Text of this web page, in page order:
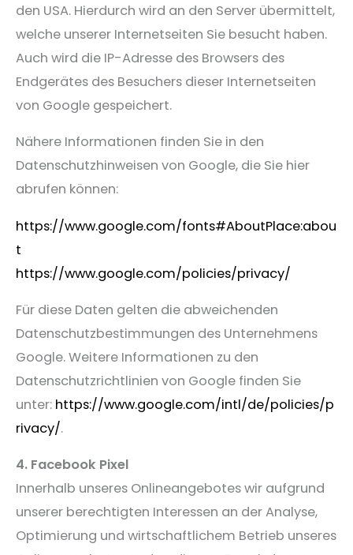
den USA. Hierdurch wird an den Server übermittelt,
welche unserer Internetseiten Sie besucht haben.
Auch wird die IP-Adresse des Browsers des
Endgerätes des Besuchers dieser Internetseiten
von Google gespeichert.
Nähere Informationen finden Sie in den
Datenschutzhinweisen von Google, die Sie hier
abrufen können:
https://www.google.com/fonts#AboutPlace:abou
t
https://www.google.com/policies/privacy/
Für diese Daten gelten die abweichenden
Datenschutzbestimmungen des Unternehmens
Google. Weitere Informationen zu den
Datenschutzrichtlinien von Google finden Sie
unter: https://www.google.com/intl/de/policies/p
rivacy/.
4. Facebook Pixel
Innerhalb unseres Onlineangebotes wir aufgrund
unserer berechtigten Interessen an der Analyse,
Optimierung und wirtschaftlichem Betrieb unseres